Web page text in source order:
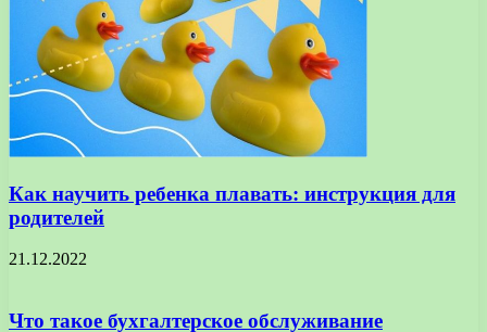
Как научить ребенка плавать: инструкция для
родителей
21.12.2022
Что такое бухгалтерское обслуживание